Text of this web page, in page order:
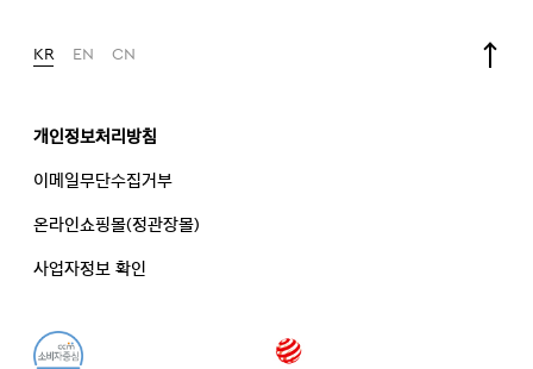
KR EN CN
개인정보처리방침
이메일무단수집거부
온라인쇼핑몰(정관장몰)
사업자정보 확인